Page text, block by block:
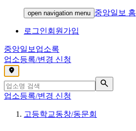
open navigation menu 중앙일보 홈
로그인회원가입
중앙일보 업소록
업소등록/변경 신청
,
업소등록/변경 신청
고등학교동창/동문회